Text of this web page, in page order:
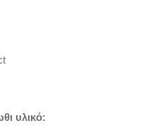
υλικό: